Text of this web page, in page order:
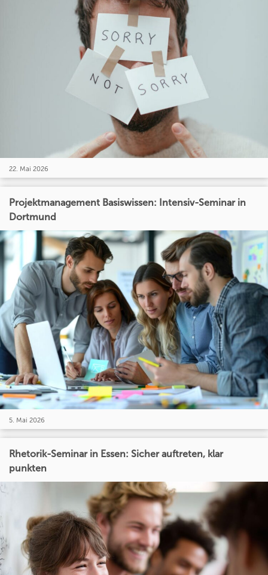
22. Mai 2026
Projektmanagement Basiswissen: Intensiv-Seminar in
Dortmund
5. Mai 2026
Rhetorik-Seminar in Essen: Sicher auftreten, klar
punkten